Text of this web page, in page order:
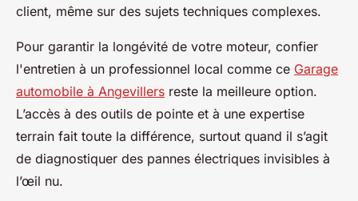
client, même sur des sujets techniques complexes.
Pour garantir la longévité de votre moteur, confier
l'entretien à un professionnel local comme ce Garage
automobile à Angevillers reste la meilleure option.
L’accès à des outils de pointe et à une expertise
terrain fait toute la différence, surtout quand il s’agit
de diagnostiquer des pannes électriques invisibles à
l’œil nu.